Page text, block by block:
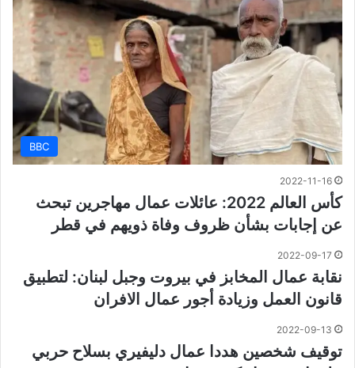
BBC
2022-11-16
كأس العالم 2022: عائلات عمال مهاجرين تبحث
عن إجابات بشأن ظروف وفاة ذويهم في قطر
2022-09-17
نقابة عمال المخابز في بيروت وجبل لبنان: لتطبيق
قانون العمل وزيادة أجور عمال الافران
2022-09-13
توقيف شخصين هددا عمال دليفيري بسلاح حربي